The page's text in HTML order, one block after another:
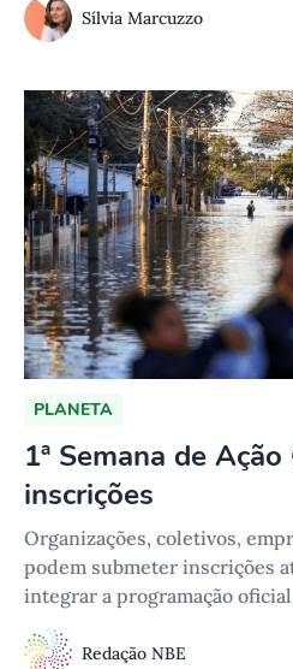
Sílvia Marcuzzo
PLANETA
1ª Semana de
inscrições
Organizações, coletivos,
podem submeter inscrições
integrar a programação
Redação NBE